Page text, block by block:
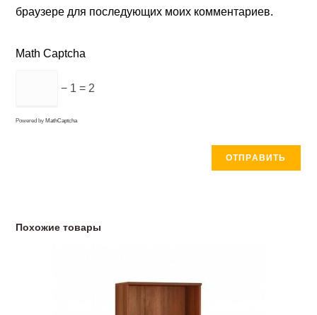
браузере для последующих моих комментариев.
Math Captcha
− 1 = 2
Powered by MathCaptcha
Похожие товары